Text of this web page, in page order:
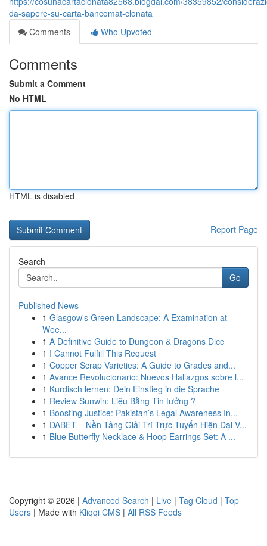
da-sapere-su-carta-bancomat-clonata
Comments
Who Upvoted
Comments
Submit a Comment
No HTML
HTML is disabled
Report Page
Search
Go
Published News
1 Glasgow's Green Landscape: A Examination at
Wee...
1 A Definitive Guide to Dungeon & Dragons Dice
1 I Cannot Fulfill This Request
1 Copper Scrap Varieties: A Guide to Grades and...
1 Avance Revolucionario: Nuevos Hallazgos sobre l...
1 Kurdisch lernen: Dein Einstieg in die Sprache
1 Review Sunwin: Liệu Bằng Tin tưởng ?
1 Boosting Justice: Pakistan’s Legal Awareness In...
1 DABET – Nền Tảng Giải Trí Trực Tuyến Hiện Đại V...
1 Blue Butterfly Necklace & Hoop Earrings Set: A ...
Copyright © 2026 | Advanced Search | Live | Tag Cloud | Top
Users | Made with Kliqqi CMS | All RSS Feeds